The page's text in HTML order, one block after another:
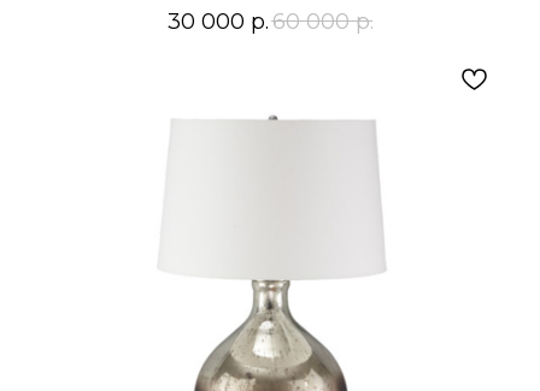
30 000 р.60 000 р.